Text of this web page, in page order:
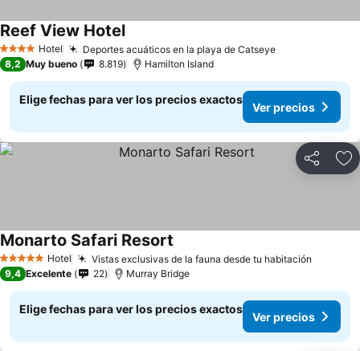
4 EstrellasHotel Deportes acuáticos en la playa de CatseyeVer precios
Reef View HotelVer precios
8,2 Muy bueno 8.819 Hamilton Island
Elige fechas para ver los precios exactos
Ver precios
Compartir
5 Estrellas Hotel Vistas exclusivas de la fauna desde tu habitación
Monarto Safari Resort
9,4 Excelente 22 Murray Bridge
Elige fechas para ver los precios exactos
Ver precios